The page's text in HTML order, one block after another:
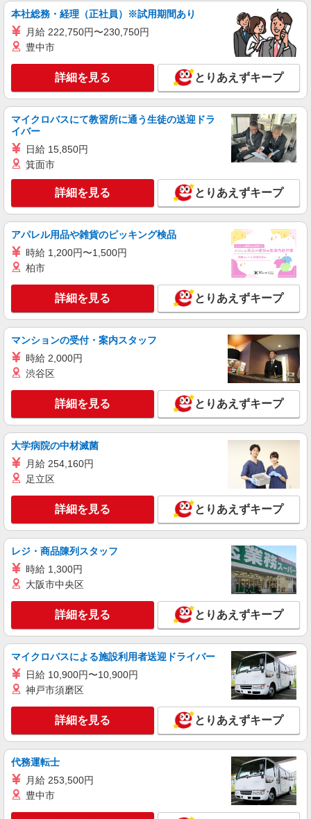
間3ヶ月（条件変更なし）
キープ
正社員
株式会社塩梅
調理責任者（介護福祉施設での仕込み・調理・
スタッフ管理など責任者業務）
月給：265,000円〜 みなし残業代：44,150円
（30時間） ※みなし残業超過分別途支給 ※交通
費全額支給（規定有り） ※給与は経験・能力によ
り考慮します。 ※賞与年2回（金額は業績・成績
により変動） ※昇給年1回 ※試用期間3ヶ月（条
介護老人保健施設 畷生会遊々館 (大阪府四條
調理責任者（病院での仕込み・調理・スタッフ
管理など責任者業務）
月給：265,000円〜 みなし残業代：44,150円
費全額支給（規定有り） ※給与は経験・能力によ
り考慮します。 ※賞与年2回（金額は業績・成績
により変動） ※昇給年1回 ※試用期間3ヶ月（条
件変更なし）
畷生会（てっせいかい）脳神経外科病院 (大阪
府四條畷市中野本町28-1）
キープ 詳細を見る
正社員
調理師（介護福祉施設での仕込み・調理・盛付
月給：233,430円〜280,000円 みなし残業代：
29,430円（20時間）〜44,150円（30時間）を含む
※みなし残業超過分別途支給 ※みなし残業なしも
相談可 ※交通費全額支給（規定有り） ※給与は経
験・能力により考慮します。 ※賞与年2回（金額
間3ヶ月（条件変更なし）
介護老人保健施設 畷生会遊々館 (大阪府四條
キープ 詳細を見る
本社総務・経理（正社員）※試用期間あり
月給 222,750円〜230,750円
豊中市
詳細を見る とりあえずキープ
マイクロバスにて教習所に通う生徒の送迎ドラ
イバー
日給 15,850円
箕面市
詳細を見る とりあえずキープ
アパレル用品や雑貨のピッキング検品
時給 1,200円〜1,500円
柏市
詳細を見る とりあえずキープ
マンションの受付・案内スタッフ
時給 2,000円
渋谷区
詳細を見る とりあえずキープ
大学病院の中材滅菌
月給 254,160円
足立区
詳細を見る とりあえずキープ
レジ・商品陳列スタッフ
時給 1,300円
大阪市中央区
詳細を見る とりあえずキープ
マイクロバスによる施設利用者送迎ドライバー
日給 10,900円〜10,900円
神戸市須磨区
詳細を見る とりあえずキープ
代務運転士
月給 253,500円
豊中市